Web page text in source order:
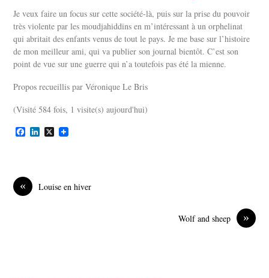
Je veux faire un focus sur cette société-là, puis sur la prise du pouvoir
très violente par les moudjahiddins en m’intéressant à un orphelinat
qui abritait des enfants venus de tout le pays. Je me base sur l’histoire
de mon meilleur ami, qui va publier son journal bientôt. C’est son
point de vue sur une guerre qui n’a toutefois pas été la mienne.
Propos recueillis par Véronique Le Bris
(Visité 584 fois, 1 visite(s) aujourd'hui)
F
o
o
k
L
I
X
« Louise en hiver
»
Wolf and sheep